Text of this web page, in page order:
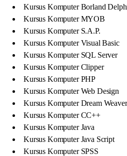
Kursus Komputer Borland
Kursus Komputer MYOB
Kursus Komputer S.A.P.
Kursus Komputer Visual Basic
Kursus Komputer SQL Server
Kursus Komputer Clipper
Kursus Komputer PHP
Kursus Komputer Web Design
Kursus Komputer Dream Weaver
Kursus Komputer CC++
Kursus Komputer Java
Kursus Komputer Java Script
Kursus Komputer SPSS